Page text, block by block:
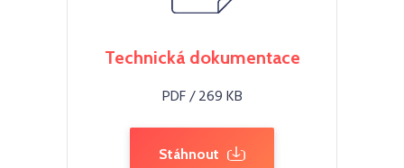
Technická dokumentace
PDF / 269 KB
Stáhnout